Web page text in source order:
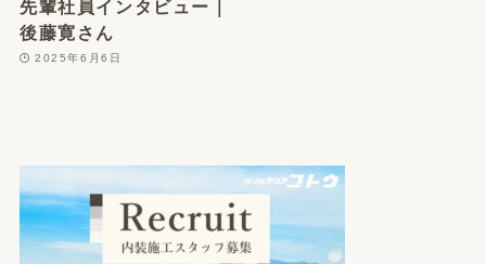
先輩社員インタビュー｜
後藤寛さん
2025年6月6日